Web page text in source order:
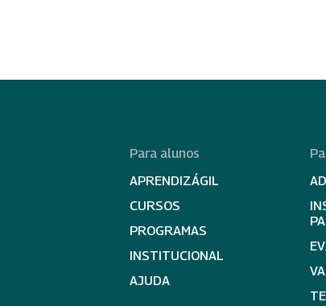
Para alunos
APRENDIZÁGIL
CURSOS
PROGRAMAS
INSTITUCIONAL
AJUDA